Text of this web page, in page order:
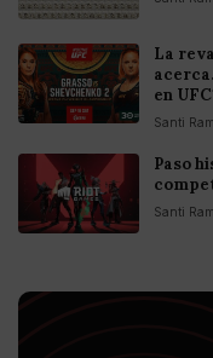
La
en
Santi
Paso
Santi